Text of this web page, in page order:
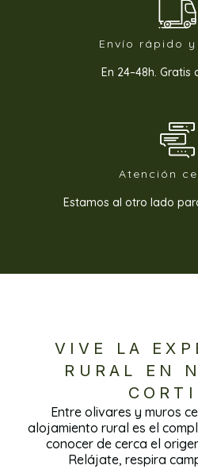
Envío rápido
En 24–48h. Gratis
Atención
Estamos al otro lado
VIVE LA
RURAL EN
Entre olivares y muros
alojamiento rural es el
conocer de cerca el
Relájate, respira